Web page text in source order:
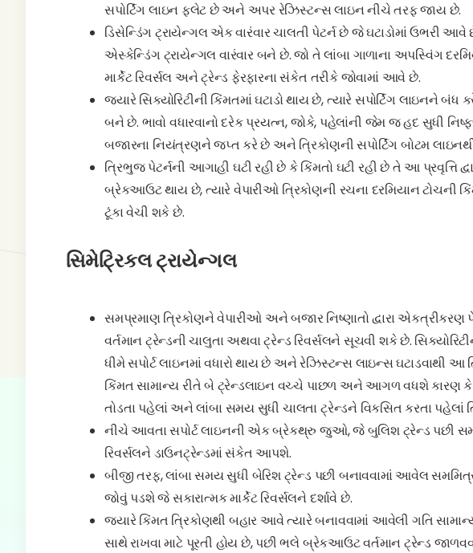
સપોર્ટિંગ લાઇન ફ્લેટ છે અને અપર રેઝિસ્ટન્સ લાઇન નીચે તરફ જાય છે.
ડિસેન્ડિંગ ટ્રાયેન્ગલ એક વારંવાર ચાલતી પેટર્ન છે જે ઘટાડોમાં
એસ્કેન્ડિંગ ટ્રાયેન્ગલ વારંવાર બને છે. જો તે લાંબા ગાળાના અપસ્વિંગ
માર્કેટ રિવર્સલ અને ટ્રેન્ડ ફેરફારના સંકેત તરીકે જોવામાં આવે છે.
જ્યારે સિક્યોરિટીની કિંમતમાં ઘટાડો થાય છે, ત્યારે સપોર્ટિંગ લાઇનને
બને છે. ભાવો વધારવાનો દરેક પ્રયત્ન, જોકે, પહેલાંની જેમ જ હદ સુધી
બજારના નિયંત્રણને જપ્ત કરે છે અને ત્રિકોણની સપોર્ટિંગ બોટમ
ત્રિભુજ પેટર્નની આગાહી ઘટી રહી છે કે કિંમતો ઘટી રહી છે તે આ પ્રવૃત્તિ
બ્રેકઆઉટ થાય છે, ત્યારે વેપારીઓ ત્રિકોણની રચના દરમિયાન ટોચની
ટૂંકા વેચી શકે છે.
સિમેટ્રિકલ ટ્રાયેન્ગલ
સમપ્રમાણ ત્રિકોણને વેપારીઓ અને બજાર નિષ્ણાતો દ્વારા એકત્રીકરણ
વર્તમાન ટ્રેન્ડની ચાલુતા અથવા ટ્રેન્ડ રિવર્સલને સૂચવી શકે છે.
ધીમે સપોર્ટ લાઇનમાં વધારો થાય છે અને રેઝિસ્ટન્સ લાઇન્સ ઘટાડવાથી આ
કિંમત સામાન્ય રીતે બે ટ્રેન્ડલાઇન વચ્ચે પાછળ અને આગળ વધશે
તોડતા પહેલાં અને લાંબા સમય સુધી ચાલતા ટ્રેન્ડને વિકસિત કરતા
નીચે આવતા સપોર્ટ લાઇનની એક બ્રેકથ્રુ જુઓ, જે બુલિશ ટ્રેન્ડ પછી
રિવર્સલને ડાઉનટ્રેન્ડમાં સંકેત આપશે.
બીજી તરફ, લાંબા સમય સુધી બેરિશ ટ્રેન્ડ પછી બનાવવામાં આવેલ
જોવું પડશે જે સકારાત્મક માર્કેટ રિવર્સલને દર્શાવે છે.
જ્યારે કિંમત ત્રિકોણથી બહાર આવે ત્યારે બનાવવામાં આવેલી ગતિ
સાથે રાખવા માટે પૂરતી હોય છે, પછી ભલે બ્રેકઆઉટ વર્તમાન ટ્રેન્ડ